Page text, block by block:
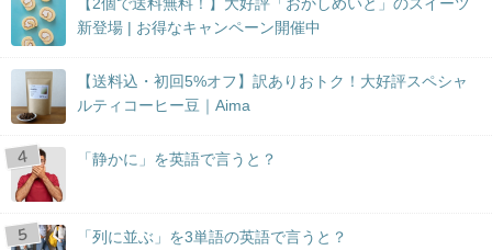
【2個で送料無料！】大好評「おかしめいと」のスイーツ
新登場 | お得なキャンペーン開催中
【送料込・初回5%オフ】訳ありおトク！大好評スペシャ
ルティコーヒー豆｜Aima
「静かに」を英語で言うと？
「列に並ぶ」を3単語の英語で言うと？